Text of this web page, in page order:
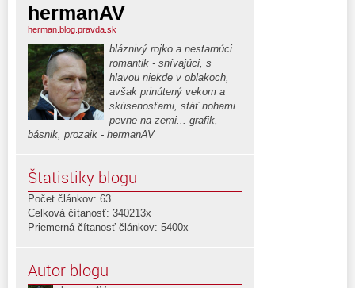
hermanAV
herman.blog.pravda.sk
bláznivý rojko a nestarnúci
romantik - snívajúci, s
hlavou niekde v oblakoch,
avšak prinútený vekom a
skúsenosťami, stáť nohami
pevne na zemi... grafik,
básnik, prozaik - hermanAV
Štatistiky blogu
Počet článkov: 63
Celková čítanosť: 340213x
Priemerná čítanosť článkov: 5400x
Autor blogu